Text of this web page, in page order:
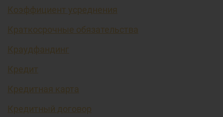
Коэффициент усреднения
Краткосрочные обязательства
Краудфандинг
Кредит
Кредитная карта
Кредитный договор